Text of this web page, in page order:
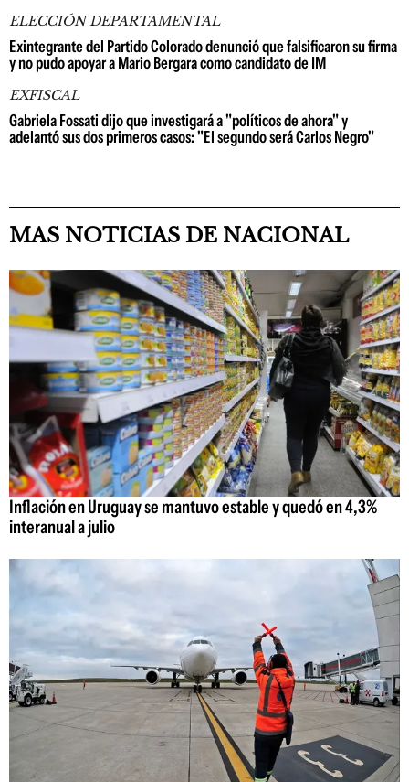
ELECCIÓN DEPARTAMENTAL
Exintegrante del Partido Colorado denunció que falsificaron su firma
y no pudo apoyar a Mario Bergara como candidato de IM
EXFISCAL
Gabriela Fossati dijo que investigará a "políticos de ahora" y
adelantó sus dos primeros casos: "El segundo será Carlos Negro"
MAS NOTICIAS DE NACIONAL
Inflación en Uruguay se mantuvo estable y quedó en 4,3%
interanual a julio